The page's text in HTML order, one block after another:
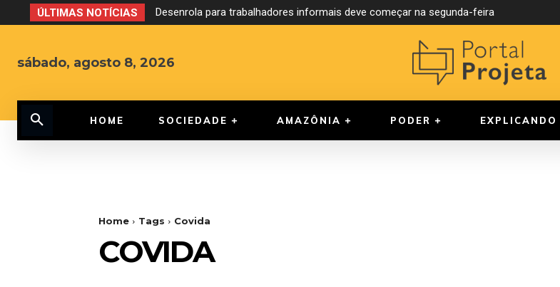
ÚLTIMAS NOTÍCIAS Desenrola para trabalhadores informais deve começar na segunda-feira
sábado, agosto 8, 2026
HOME SOCIEDADE AMAZÔNIA PODER EXPLICANDO
Home Tags Covida
COVIDA